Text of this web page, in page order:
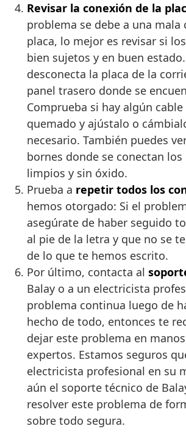
Revisar la conexión de la
problema se debe a una mala
placa, lo mejor es revisar si
bien sujetos y en buen
desconecta la placa de la
panel trasero donde se
Comprueba si hay algún
quemado y ajústalo o
necesario. También puedes
bornes donde se conectan los
limpios y sin óxido.
Prueba a repetir todos los
hemos otorgado: Si el
asegúrate de haber seguido
al pie de la letra y que no se
de lo que te hemos escrito.
Por último, contacta al
Balay o a un electricista
problema continua luego de
hecho de todo, entonces te
dejar este problema en
expertos. Estamos seguros
electricista profesional en su
aún el soporte técnico de
resolver este problema de
sobre todo segura.